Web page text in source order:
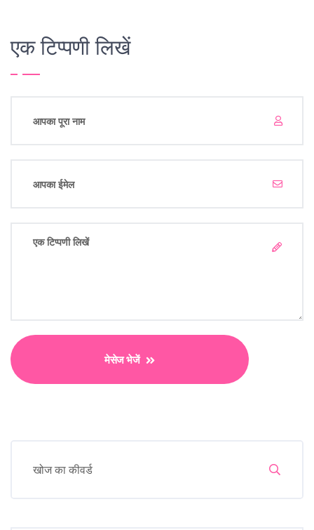
एक टिप्पणी लिखें
मेसेज भेजें